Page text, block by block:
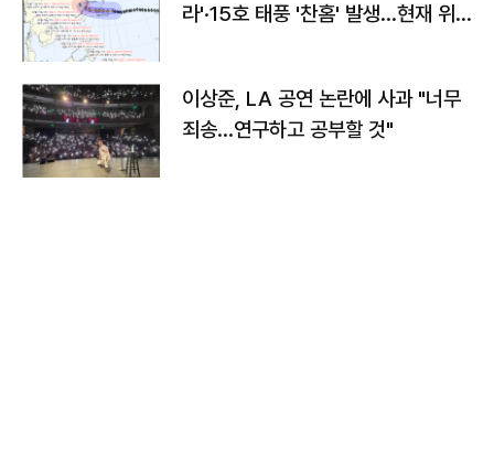
라'·15호 태풍 '찬홈' 발생…현재 위
이상준, LA 공연 논란에 사과 "너무
죄송…연구하고 공부할 것"